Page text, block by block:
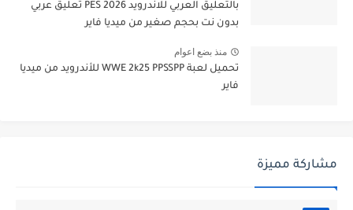
بالتعليق العربي للاندرويد PES 2026 تعليق عربي
بدون نت بحجم صغير من ميديا فاير
منذ بضع اعوام
تحميل لعبة WWE 2k25 PPSSPP للأندرويد من ميديا
فاير
مشاركة مميزة